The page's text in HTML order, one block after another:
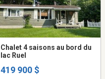
Chalet 4 saisons au bord du
lac Ruel
419 900 $